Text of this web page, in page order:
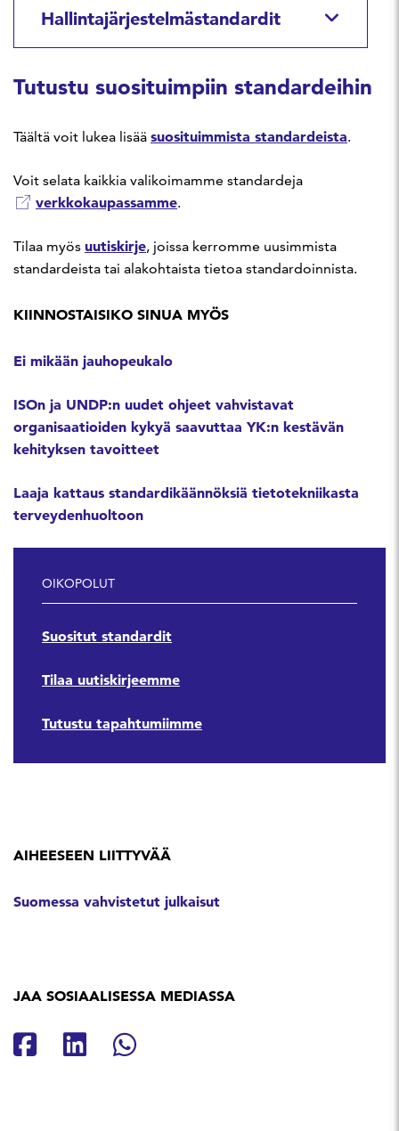
Hallintajärjestelmästandardit
Tutustu suosituimpiin standardeihin
Täältä voit lukea lisää suosituimmista standardeista.
Voit selata kaikkia valikoimamme standardeja
verkkokaupassamme.
Tilaa myös uutiskirje, joissa kerromme uusimmista
standardeista tai alakohtaista tietoa standardoinnista.
KIINNOSTAISIKO SINUA MYÖS
Ei mikään jauhopeukalo
ISOn ja UNDP:n uudet ohjeet vahvistavat
organisaatioiden kykyä saavuttaa YK:n kestävän
kehityksen tavoitteet
Laaja kattaus standardikäännöksiä tietotekniikasta
terveydenhuoltoon
OIKOPOLUT
Suositut standardit
Tilaa uutiskirjeemme
Tutustu tapahtumiimme
AIHEESEEN LIITTYVÄÄ
Suomessa vahvistetut julkaisut
JAA SOSIAALISESSA MEDIASSA
Jaa Facebookissa
Jaa Linkedinissä
Jaa Whatsappissa